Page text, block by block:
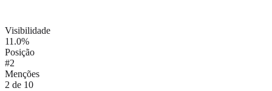
Visibilidade
11.0%
Posição
#2
Menções
2 de 10